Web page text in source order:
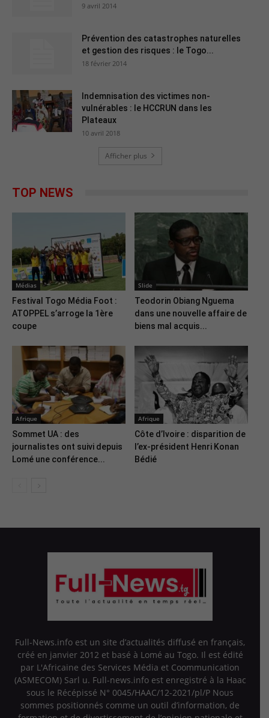
9 avril 2014
Prévention des catastrophes naturelles
et gestion des risques : le Togo...
18 février 2014
Indemnisation des victimes non-
vulnérables : le HCCRUN dans les
Plateaux
10 avril 2018
Afficher plus
TOP NEWS
Médias
Festival Togo Média Foot :
ATOPPEL s’arroge la 1ère
coupe
Slide
Teodorin Obiang Nguema
dans une nouvelle affaire de
biens mal acquis...
Afrique
Sommet UA : des
journalistes ont suivi depuis
Lomé une conférence...
Afrique
Côte d’Ivoire : disparition de
l’ex-président Henri Konan
Bédié
Full-News.info est un site d’actualités diffusé en français,
créé en janvier 2012 et basé à Lomé au Togo. Il est édité
par L'Africaine des Services Média et Coommunication
(ASMECOM) Sarl u. Full-news.info est enregistré à la Haac
sous le Récépissé N° 0045/HAAC/12-2021/pl/P Nous
sommes positionnés comme un outil d’information, de